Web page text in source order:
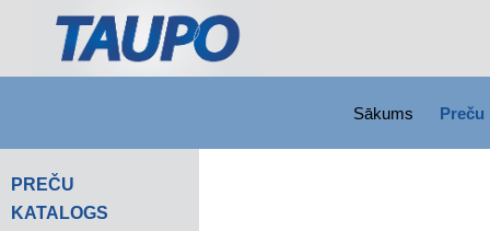
Sākums Preču
PREČU
KATALOGS